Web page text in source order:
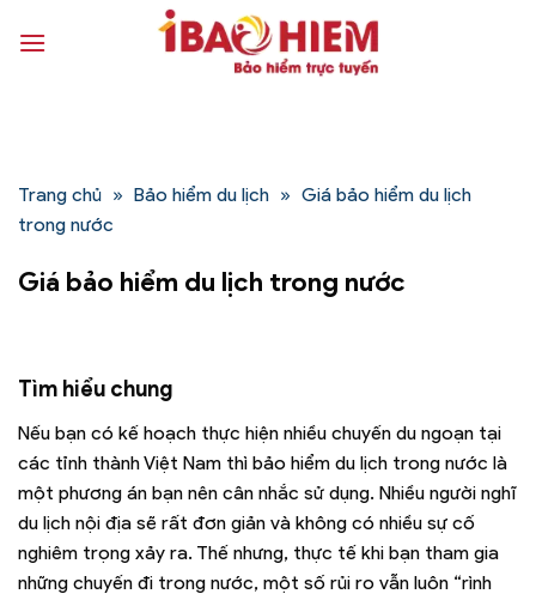
qua
Trang chủ » Bảo hiểm du lịch » Giá bảo hiểm du lịch
trong nước
Giá bảo hiểm du lịch trong nước
Tìm hiểu chung
Nếu bạn có kế hoạch thực hiện nhiều chuyến du ngoạn tại
các tỉnh thành Việt Nam thì bảo hiểm du lịch trong nước là
một phương án bạn nên cân nhắc sử dụng. Nhiều người nghĩ
du lịch nội địa sẽ rất đơn giản và không có nhiều sự cố
nghiêm trọng xảy ra. Thế nhưng, thực tế khi bạn tham gia
những chuyến đi trong nước, một số rủi ro vẫn luôn “rình